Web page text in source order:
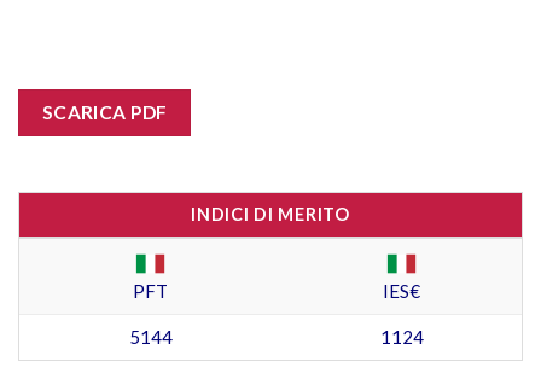
SCARICA PDF
INDICI DI MERITO
PFT IES€
5144 1124